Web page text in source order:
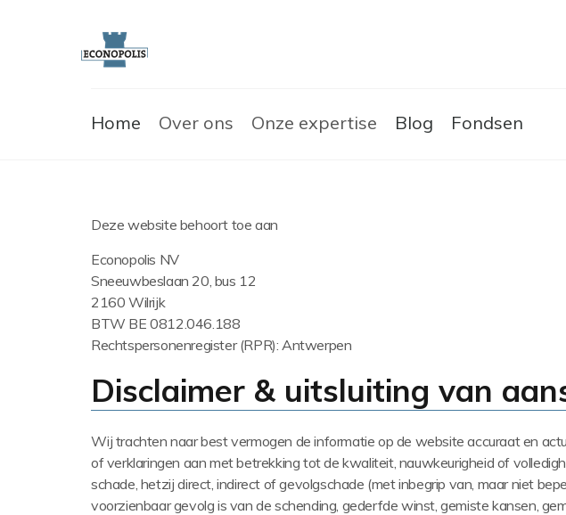
Home Over ons Onze expertise Blog Fondsen
Deze website behoort toe aan
Econopolis NV
Sneeuwbeslaan 20, bus 12
2160 Wilrijk
BTW BE0812.046.188
Rechtspersonenregister (RPR): Antwerpen
Disclaimer & uitsluiting van
Wij trachten naar best vermogen de informatie op de website accuraat en
of verklaringen aan met betrekking tot de kwaliteit, nauwkeurigheid of
schade, hetzij direct, indirect of gevolgschade (met inbegrip van, maar niet
voorzienbaar gevolg is van de schending, gederfde winst, gemiste kansen,